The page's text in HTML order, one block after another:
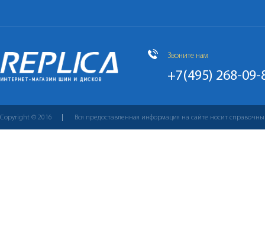
Звоните нам
+7(495) 268-09-
Copyright © 2016 Вся предоставленная информация на сайте носит